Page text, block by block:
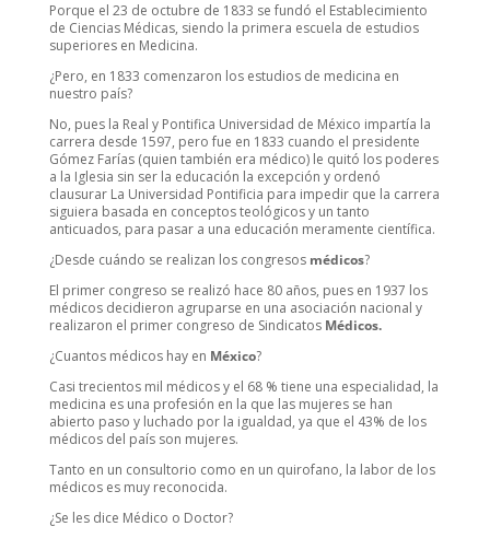
Porque el 23 de octubre de 1833 se fundó el Establecimiento
de Ciencias Médicas, siendo la primera escuela de estudios
superiores en Medicina.
¿Pero, en 1833 comenzaron los estudios de medicina en
nuestro país?
No, pues la Real y Pontifica Universidad de México impartía la
carrera desde 1597, pero fue en 1833 cuando el presidente
Gómez Farías (quien también era médico) le quitó los poderes
a la Iglesia sin ser la educación la excepción y ordenó
clausurar La Universidad Pontificia para impedir que la carrera
siguiera basada en conceptos teológicos y un tanto
anticuados, para pasar a una educación meramente científica.
¿Desde cuándo se realizan los congresos médicos?
El primer congreso se realizó hace 80 años, pues en 1937 los
médicos decidieron agruparse en una asociación nacional y
realizaron el primer congreso de Sindicatos Médicos.
¿Cuantos médicos hay en México?
Casi trecientos mil médicos y el 68 % tiene una especialidad, la
medicina es una profesión en la que las mujeres se han
abierto paso y luchado por la igualdad, ya que el 43% de los
médicos del país son mujeres.
Tanto en un consultorio como en un quirofano, la labor de los
médicos es muy reconocida.
¿Se les dice Médico o Doctor?